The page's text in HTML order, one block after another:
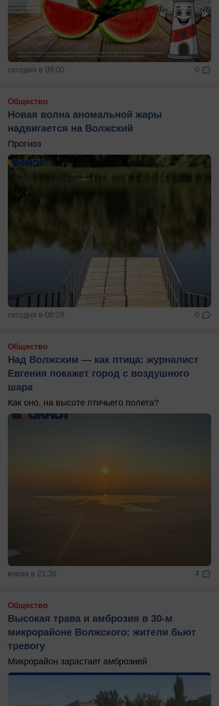
сегодня в 09:00 0
Общество
Новая волна аномальной жары
надвигается на Волжский
Прогноз
сегодня в 08:28 0
Общество
Над Волжским — как птица: журналист
Евгения покажет город с воздушного
шара
Как оно, на высоте птичьего полета?
вчера в 21:36 4
Общество
Высокая трава и амброзия в 30‑м
микрорайоне Волжского: жители бьют
тревогу
Микрорайон зарастает амброзией